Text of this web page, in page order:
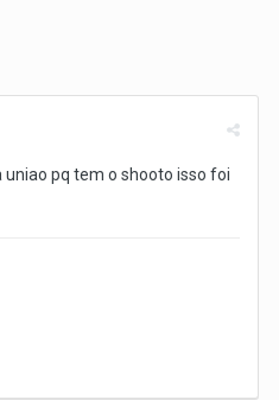
pq tem o shooto isso foi